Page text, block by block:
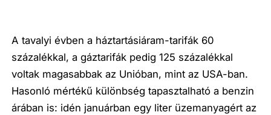
A tavalyi évben a háztartásiáram-tarifák 60
százalékkal, a gáztarifák pedig 125 százalékkal
voltak magasabbak az Unióban, mint az USA-ban.
Hasonló mértékű különbség tapasztalható a benzin
árában is: idén januárban egy liter üzemanyagért az